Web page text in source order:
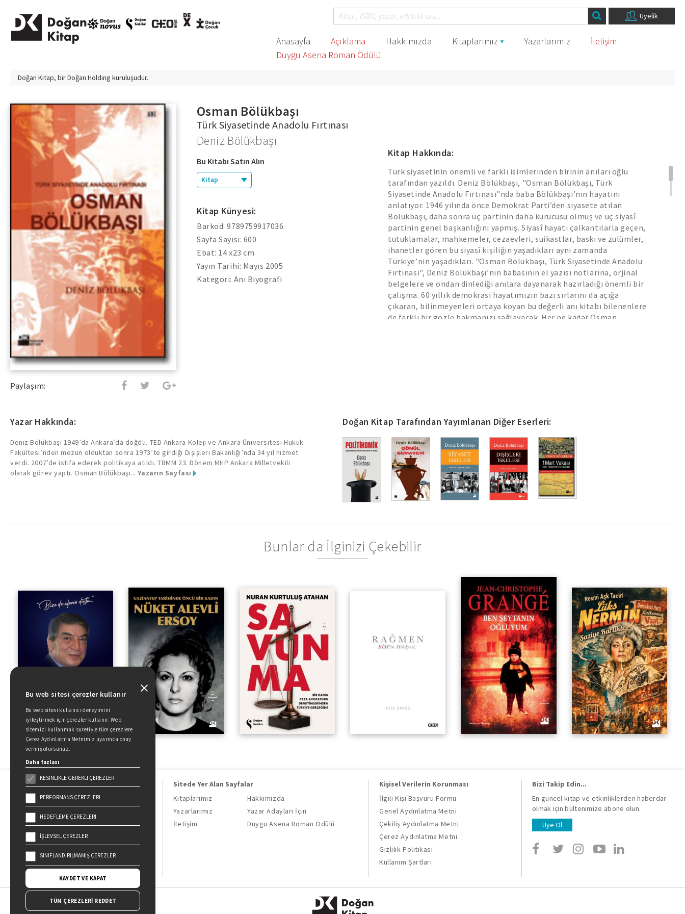
Üyelik
Anasayfa Açıklama Hakkımızda Kitaplarımız Yazarlarımız
İletişim
Duygu Asena Roman Ödülü
Doğan Kitap, birDoğan Holding kuruluşudur.
Paylaşım:
Osman Bölükbaşı
Türk Siyasetinde Anadolu Fırtınası
Deniz Bölükbaşı
Bu Kitabı Satın Alın
Kitap
Kitap Künyesi:
Barkod: 9789759917036
Sayfa Sayısı: 600
Ebat: 14 x23 cm
Yayın Tarihi: Mayıs 2005
Kategori: Anı Biyografi
Kitap Hakkında:
Türk siyasetinin önemli ve farklı isimlerinden birinin anıları oğlu
tarafından yazıldı. Deniz Bölükbaşı, "Osman Bölükbaşı, Türk
Siyasetinde Anadolu Fırtınası"nda baba Bölükbaşı’nın hayatını
anlatıyor. 1946 yılında önce Demokrat Parti’den siyasete atılan
Bölükbaşı, daha sonra üç partinin daha kurucusu olmuş ve üç siyasî
partinin genel başkanlığını yapmış. Siyasî hayatı çalkantılarla geçen,
tutuklamalar, mahkemeler, cezaevleri, suikastlar, baskı ve zulümler,
ihanetler gören bu siyasî kişiliğin yaşadıkları aynı zamanda
Türkiye’nin yaşadıkları. "Osman Bölükbaşı, Türk Siyasetinde Anadolu
Fırtınası", Deniz Bölükbaşı’nın babasının el yazısı notlarına, orjinal
belgelere ve ondan dinlediği anılara dayanarak hazırladığı önemli bir
çalışma. 60 yıllık demokrasi hayatımızın bazı sırlarını da açığa
çıkaran, bilinmeyenleri ortaya koyan bu değerli anı kitabı bilenenlere
de farklı bir gözle bakmanızı sağlayacak. Her ne kadar Osman
Yazar Hakkında:
Deniz Bölükbaşı 1949’da Ankara’da doğdu. TED Ankara Koleji ve Ankara Üniversitesi Hukuk
Fakültesi’nden mezun olduktan sonra 1973’te girdiği Dışişleri Bakanlığı’nda 34 yıl hizmet
verdi. 2007’de istifa ederek politikaya atıldı. TBMM 23. Dönem MHP Ankara Milletvekili
olarak görev yaptı. Osman Bölükbaşı...Yazarın Sayfası
Doğan Kitap Tarafından Yayımlanan Diğer Eserleri:
Bunlar da İlginizi Çekebilir
“Bize De ‘aferin’ Düştü...”
Bir Kadın Ceza Avukatının
Deneyimlerinden Türkiye
Gerçeğine
Doğan Kitap, bir Doğan Holding
kuruluşudur.
19 Mayıs Cad. Golden Plaza No:1 Kat:10
34360 / Şişli / İstanbul
Sitede Yer Alan Sayfalar
Kitaplarımız
Hakkımızda
Yazarlarımız
Yazar Adayları İçin
İletişim
Duygu Asena Roman Ödülü
Kişisel Verilerin Korunması
İlgili Kişi Başvuru Formu
Genel Aydınlatma Metni
Çekiliş Aydınlatma Metni
Çerez Aydınlatma Metni
Gizlilik Politikası
Kullanım Şartları
Bizi Takip Edin...
En güncel kitap ve etkinliklerden haberdar
olmak için bültenimize abone olun.
Üye Ol
Bu web sitesi çerezler kullanır
Bu web sitesi kullanıcı deneyimini
iyileştirmek için çerezler kullanır. Web
sitemizi kullanmak suretiyle tüm çerezlere
Çerez Aydınlatma Metnimiz uyarınca onay
vermiş olursunuz.
Daha fazlası
KESINLIKLE GEREKLI ÇEREZLER
PERFORMANS ÇEREZLERI
HEDEFLEME ÇEREZLERI
İŞLEVSEL ÇEREZLER
SINIFLANDIRILMAMIŞ ÇEREZLER
KAYDET VE KAPAT
TÜM ÇEREZLERİ REDDET